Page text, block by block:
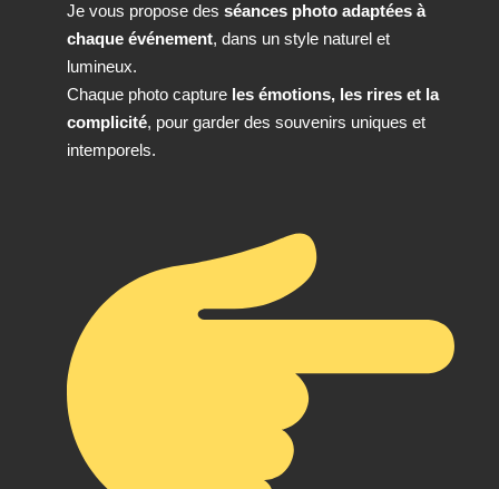
Je vous propose des séances photo adaptées à
chaque événement, dans un style naturel et
lumineux.
Chaque photo capture les émotions, les rires et la
complicité, pour garder des souvenirs uniques et
intemporels.